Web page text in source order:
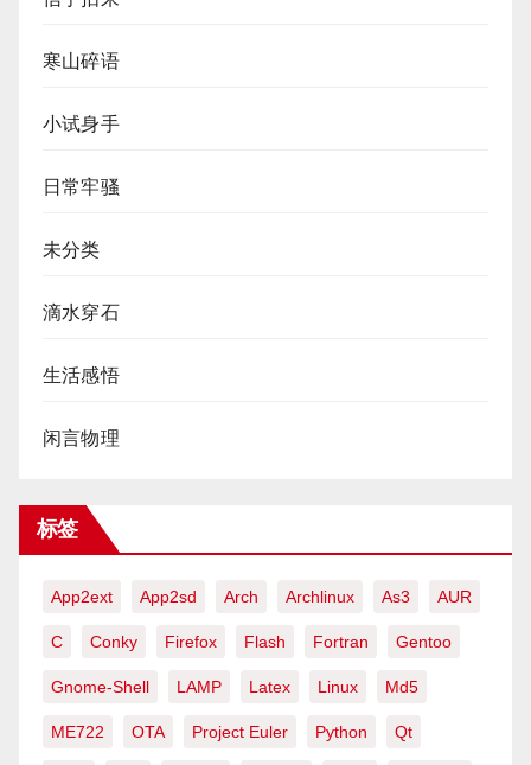
寒山碎语
小试身手
日常牢骚
未分类
滴水穿石
生活感悟
闲言物理
标签
App2ext App2sd Arch Archlinux As3 AUR
C Conky Firefox Flash Fortran Gentoo
Gnome-Shell LAMP Latex Linux Md5
ME722 OTA Project Euler Python Qt